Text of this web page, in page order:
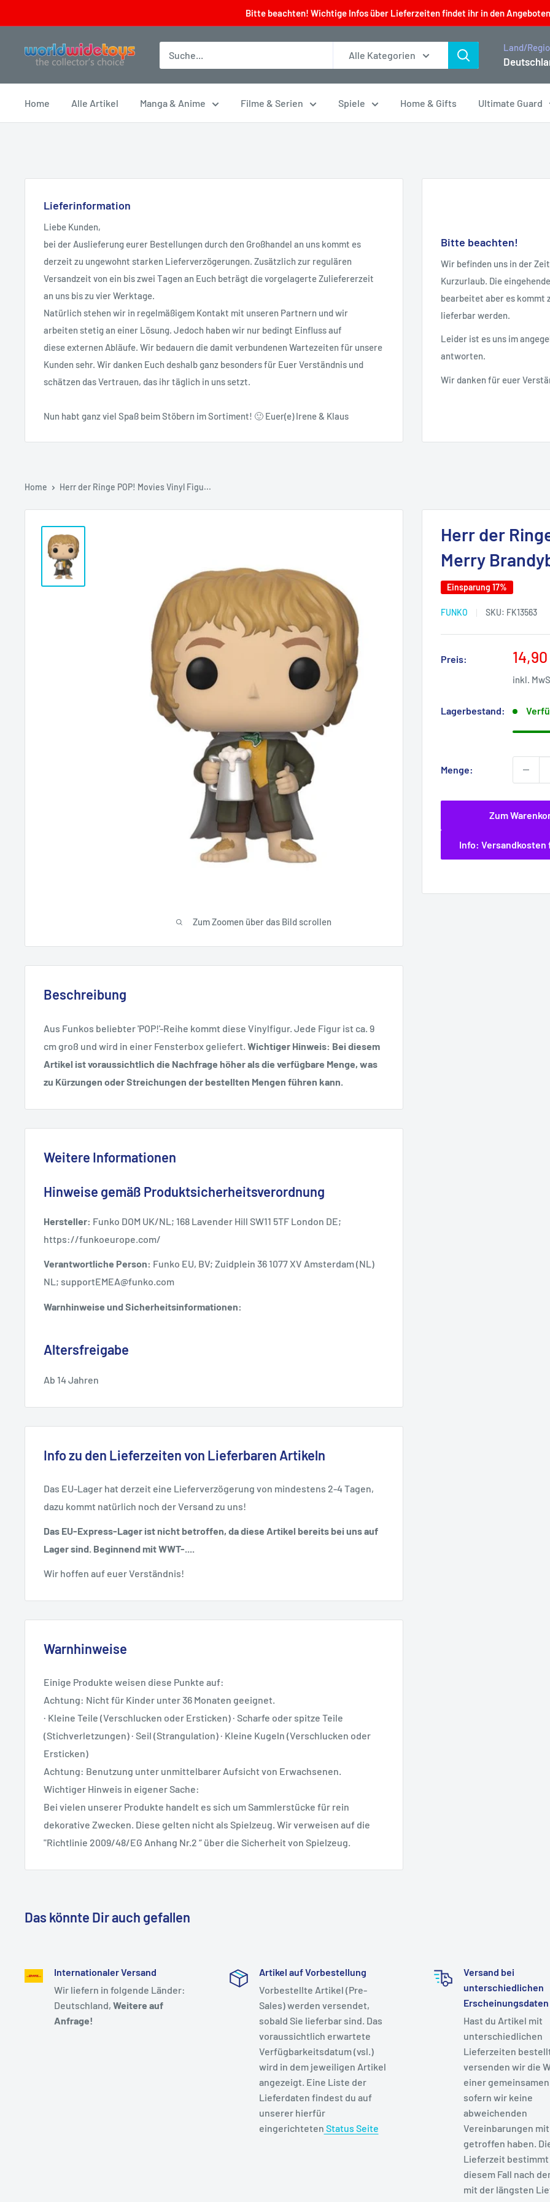
zum
Bitte beachten! Wichtige Infos über Lieferzeiten findet ihr in den
worldwidetoys Alle Kategorien
Land/
Home Alle Artikel Manga & Anime Filme & Serien Spiele Home & Gifts Ultimate Guard
Lieferinformation
Liebe Kunden,
bei der Auslieferung eurer Bestellungen durch den Großhandel an uns kommt es
derzeit zu ungewohnt starken Lieferverzögerungen. Zusätzlich zur regulären
Versandzeit von ein bis zwei Tagen an Euch beträgt die vorgelagerte Zuliefererzeit
an uns bis zu vier Werktage.
Natürlich stehen wir in regelmäßigem Kontakt mit unseren Partnern und wir
arbeiten stetig an einer Lösung. Jedoch haben wir nur bedingt Einfluss auf
diese externen Abläufe. Wir bedauern die damit verbundenen Wartezeiten für unsere
Kunden sehr. Wir danken Euch deshalb ganz besonders für Euer Verständnis und
schätzen das Vertrauen, das ihr täglich in uns setzt.
Nun habt ganz viel Spaß beim Stöbern im Sortiment! 🙂 Euer(e) Irene & Klaus
Bitte beachten!
Wir befinden uns in der
Kurzurlaub. Die
bearbeitet aber es kommt
lieferbar werden.
Leider ist es uns im
antworten.
Wir danken für euer
Home Herr der Ringe POP! Movies Vinyl Figu...
Zum Zoomen über das Bild scrollen
Herr der
Merry
Einsparung 17%
FUNKO SKU: FK13563
Preis:
inkl.
Lagerbestand:
Menge:
Zum
Info:
Beschreibung
Aus Funkos beliebter 'POP!'-Reihe kommt diese Vinylfigur. Jede Figur ist ca. 9
cm groß und wird in einer Fensterbox geliefert. Wichtiger Hinweis: Bei diesem
Artikel ist voraussichtlich die Nachfrage höher als die verfügbare Menge, was
zu Kürzungen oder Streichungen der bestellten Mengen führen kann.
Weitere Informationen
Hinweise gemäß Produktsicherheitsverordnung
Hersteller: Funko DOM UK/NL; 168 Lavender Hill SW11 5TF London DE;
https://funkoeurope.com/
Verantwortliche Person: Funko EU, BV; Zuidplein 36 1077 XV Amsterdam (NL)
NL; supportEMEA@funko.com
Warnhinweise und Sicherheitsinformationen:
Altersfreigabe
Ab 14 Jahren
Info zu den Lieferzeiten von Lieferbaren Artikeln
Das EU-Lager hat derzeit eine Lieferverzögerung von mindestens 2-4 Tagen,
dazu kommt natürlich noch der Versand zu uns!
Das EU-Express-Lager ist nicht betroffen, da diese Artikel bereits bei uns auf
Lager sind. Beginnend mit WWT-....
Wir hoffen auf euer Verständnis!
Warnhinweise
Einige Produkte weisen diese Punkte auf:
Achtung: Nicht für Kinder unter 36 Monaten geeignet.
· Kleine Teile (Verschlucken oder Ersticken) · Scharfe oder spitze Teile
(Stichverletzungen) · Seil (Strangulation) · Kleine Kugeln (Verschlucken oder
Ersticken)
Achtung: Benutzung unter unmittelbarer Aufsicht von Erwachsenen.
Wichtiger Hinweis in eigener Sache:
Bei vielen unserer Produkte handelt es sich um Sammlerstücke für rein
dekorative Zwecken. Diese gelten nicht als Spielzeug. Wir verweisen auf die
"Richtlinie 2009/48/EG Anhang Nr.2 “ über die Sicherheit von Spielzeug.
Das könnte Dir auch gefallen
Internationaler Versand
Wir liefern in folgende Länder:
Deutschland, Weitere auf
Anfrage!
Artikel auf Vorbestellung
Vorbestellte Artikel (Pre-
Sales) werden versendet,
sobald Sie lieferbar sind. Das
voraussichtlich erwartete
Verfügbarkeitsdatum (vsl.)
wird in dem jeweiligen Artikel
angezeigt. Eine Liste der
Lieferdaten findest du auf
unserer hierfür
eingerichteten Status Seite
Versand bei
unterschiedlichen
Erscheinungsdaten
Hast du Artikel mit
unterschiedlichen
Lieferzeiten
versenden wir die
einer
sofern wir keine
abweichenden
Vereinbarungen
getroffen haben.
Lieferzeit bestimmt
diesem Fall nach
mit der längsten